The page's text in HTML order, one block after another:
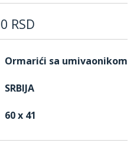
RSD
Ormarići sa umivaonikom
SRBIJA
60 x 41